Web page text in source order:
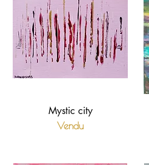
Mystic city
Vendu